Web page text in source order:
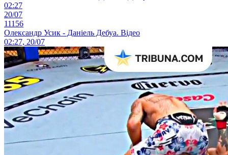
02:27
20/07
11156
Олександр Усик - Даніель Дебуа. Відео
02:27, 20/07